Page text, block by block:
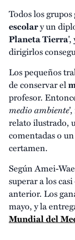
Todos los
escolary un
Planeta Tierra',
dirigirlos
Los pequeños
de conservar el
profesor.
medio ambiente
relato ilustrado,
comentadas o
certamen.
Según Amei-
superar a los
anterior. Los
mayo, y la
Mundial del